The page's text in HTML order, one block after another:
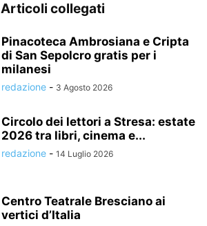
Articoli collegati
Pinacoteca Ambrosiana e Cripta
di San Sepolcro gratis per i
milanesi
redazione - 3 Agosto 2026
Circolo dei lettori a Stresa: estate
2026 tra libri, cinema e...
redazione - 14 Luglio 2026
Centro Teatrale Bresciano ai
vertici d’Italia